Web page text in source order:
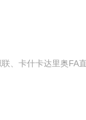
卡什卡达里奥FA